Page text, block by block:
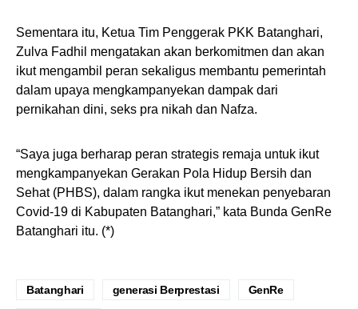
Sementara itu, Ketua Tim Penggerak PKK Batanghari,
Zulva Fadhil mengatakan akan berkomitmen dan akan
ikut mengambil peran sekaligus membantu pemerintah
dalam upaya mengkampanyekan dampak dari
pernikahan dini, seks pra nikah dan Nafza.
“Saya juga berharap peran strategis remaja untuk ikut
mengkampanyekan Gerakan Pola Hidup Bersih dan
Sehat (PHBS), dalam rangka ikut menekan penyebaran
Covid-19 di Kabupaten Batanghari,” kata Bunda GenRe
Batanghari itu. (*)
Batanghari generasi Berprestasi GenRe